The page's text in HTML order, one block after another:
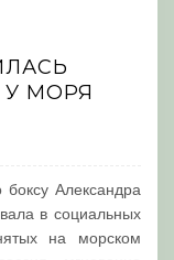
МОРЯ
Александра
в социальных
на морском